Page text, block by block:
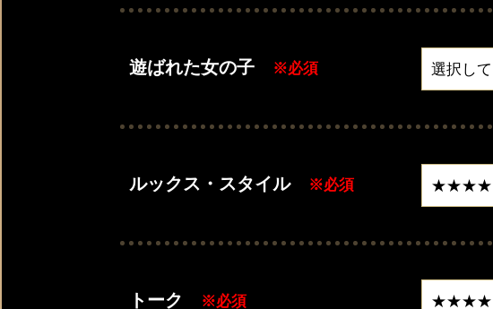
遊ばれた女の子 ※必須
ルックス・スタイル ※必須
トーク ※必須